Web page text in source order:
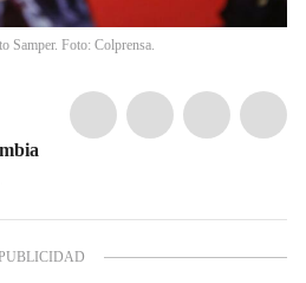
Samper. Foto: Colprensa.